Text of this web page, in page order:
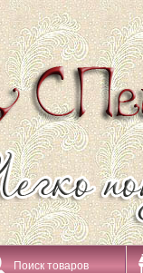
Поиск товаров